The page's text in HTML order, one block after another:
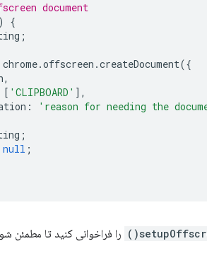
document
)
{
;
chrome.offscreen .createDocument({
,
[ 'CLIPBOARD' ],
: 'reason for needing the
;
null ;
را فراخوانی کنید تا مطمئن